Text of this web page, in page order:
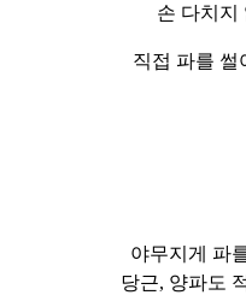
손 다치지
직접 파를 썰
야무지게 파
당근, 양파도